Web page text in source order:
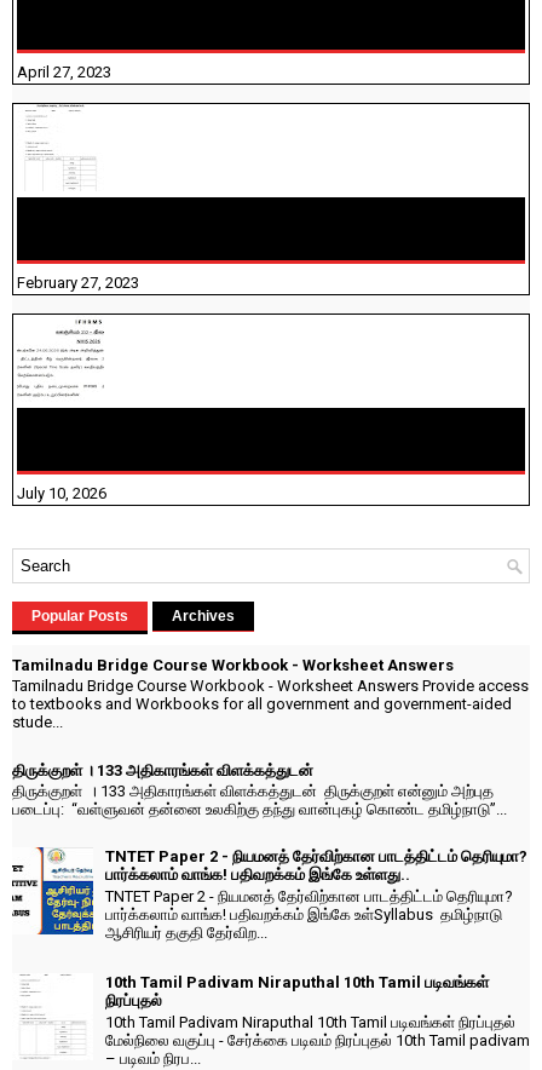
April 27, 2023
February 27, 2023
July 10, 2026
Popular Posts Archives
Tamilnadu Bridge Course Workbook - Worksheet Answers
Tamilnadu Bridge Course Workbook - Worksheet Answers Provide access
to textbooks and Workbooks for all government and government-aided
stude...
திருக்குறள் । 133 அதிகாரங்கள் விளக்கத்துடன்
திருக்குறள் । 133 அதிகாரங்கள் விளக்கத்துடன் திருக்குறள் என்னும் அற்புத
படைப்பு: “வள்ளுவன் தன்னை உலகிற்கு தந்து வான்புகழ் கொண்ட தமிழ்நாடு”...
TNTET Paper 2 - நியமனத் தேர்விற்கான பாடத்திட்டம் தெரியுமா?
பார்க்கலாம் வாங்க! பதிவறக்கம் இங்கே உள்ளது..
TNTET Paper 2 - நியமனத் தேர்விற்கான பாடத்திட்டம் தெரியுமா?
பார்க்கலாம் வாங்க! பதிவறக்கம் இங்கே உள்Syllabus தமிழ்நாடு
ஆசிரியர் தகுதி தேர்விற...
10th Tamil Padivam Niraputhal 10th Tamil படிவங்கள்
நிரப்புதல்
10th Tamil Padivam Niraputhal 10th Tamil படிவங்கள் நிரப்புதல்
மேல்நிலை வகுப்பு - சேர்க்கை படிவம் நிரப்புதல் 10th Tamil padivam
– படிவம் நிரப...